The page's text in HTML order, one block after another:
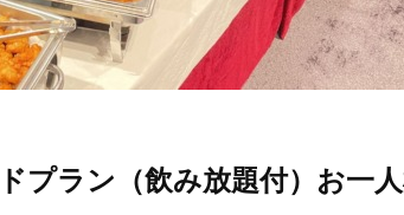
ラン（飲み放題付）お一人